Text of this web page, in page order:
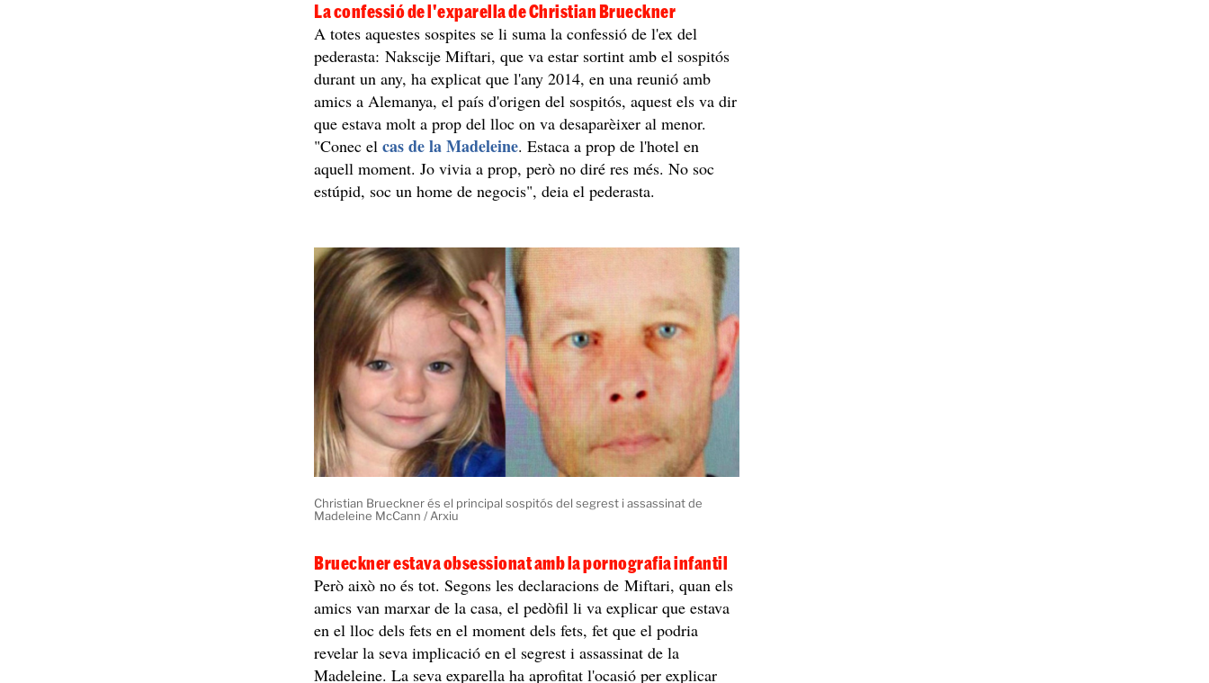
La confessió de l'exparella de Christian Brueckner
A totes aquestes sospites se li suma la confessió de l'ex del
pederasta: Nakscije Miftari, que va estar sortint amb el sospitós
durant un any, ha explicat que l'any 2014, en una reunió amb
amics a Alemanya, el país d'origen del sospitós, aquest els va dir
que estava molt a prop del lloc on va desaparèixer al menor.
"Conec el cas de la Madeleine. Estaca a prop de l'hotel en
aquell moment. Jo vivia a prop, però no diré res més. No soc
estúpid, soc un home de negocis", deia el pederasta.
Christian Brueckner és el principal sospitós del segrest i assassinat de
Madeleine McCann / Arxiu
Brueckner estava obsessionat amb la pornografia infantil
Però això no és tot. Segons les declaracions de Miftari, quan els
amics van marxar de la casa, el pedòfil li va explicar que estava
en el lloc dels fets en el moment dels fets, fet que el podria
revelar la seva implicació en el segrest i assassinat de la
Madeleine. La seva exparella ha aprofitat l'ocasió per explicar